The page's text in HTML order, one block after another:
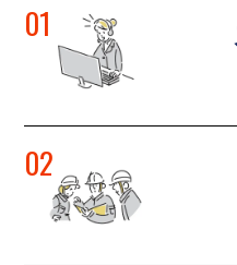
01
02